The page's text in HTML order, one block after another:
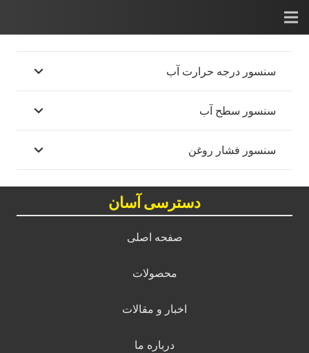
سنسور درجه حرارت آب
سنسور سطح آب
سنسور فشار روغن
دسترسی آسان
صفحه اصلی
محصولات
اخبار و مقالات
درباره ما